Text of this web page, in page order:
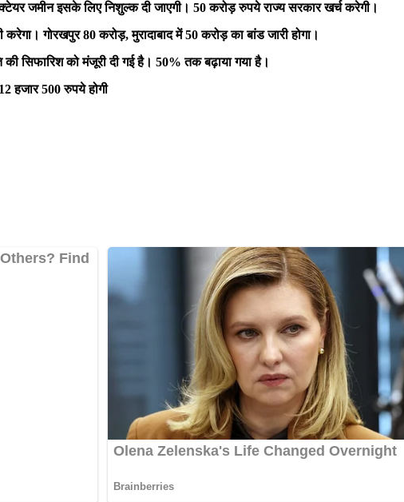
जमीन इसके लिए निशुल्क दी जाएगी। 50 करोड़ रुपये राज्य सरकार खर्च करेगी।
गोरखपुर 80 करोड़, मुरादाबाद में 50 करोड़ का बांड जारी होगा।
की सिफारिश को मंजूरी दी गई है। 50% तक बढ़ाया गया है।
हजार 500 रुपये होगी